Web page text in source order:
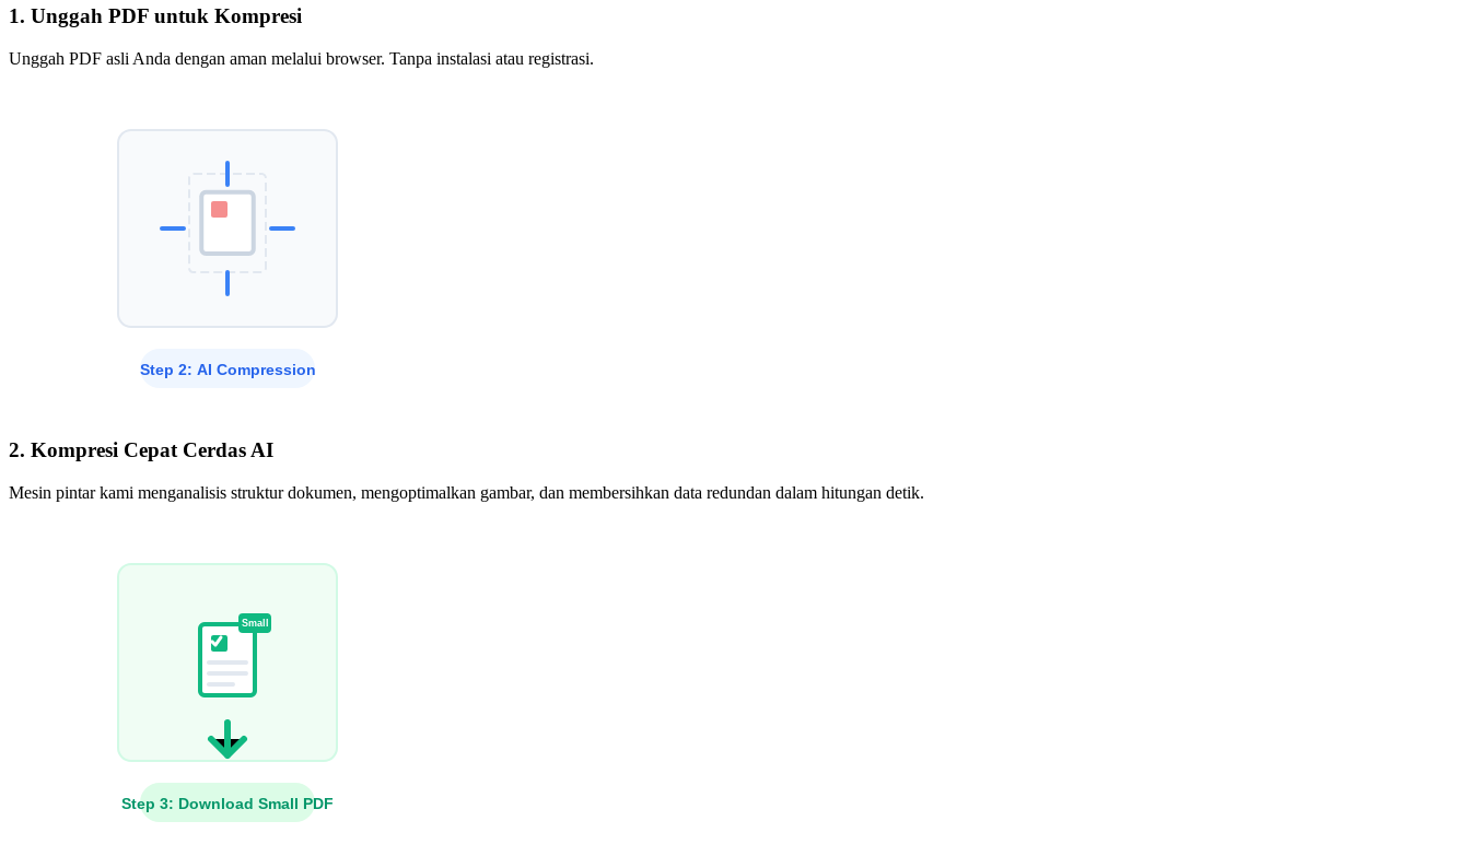
1. Unggah PDF untuk Kompresi
Unggah PDF asli Anda dengan aman melalui browser. Tanpa instalasi atau registrasi.
2. Kompresi Cepat Cerdas AI
Mesin pintar kami menganalisis struktur dokumen, mengoptimalkan gambar, dan membersihkan data redundan dalam hitungan detik.